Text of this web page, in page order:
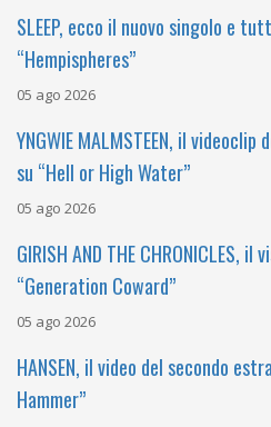
SLEEP, ecco il nuovo singolo e
“Hempispheres”
05 ago 2026
YNGWIE MALMSTEEN, il
su “Hell or High Water”
05 ago 2026
GIRISH AND THE CHRONICLES,
“Generation Coward”
05 ago 2026
HANSEN, il video del secondo
Hammer”